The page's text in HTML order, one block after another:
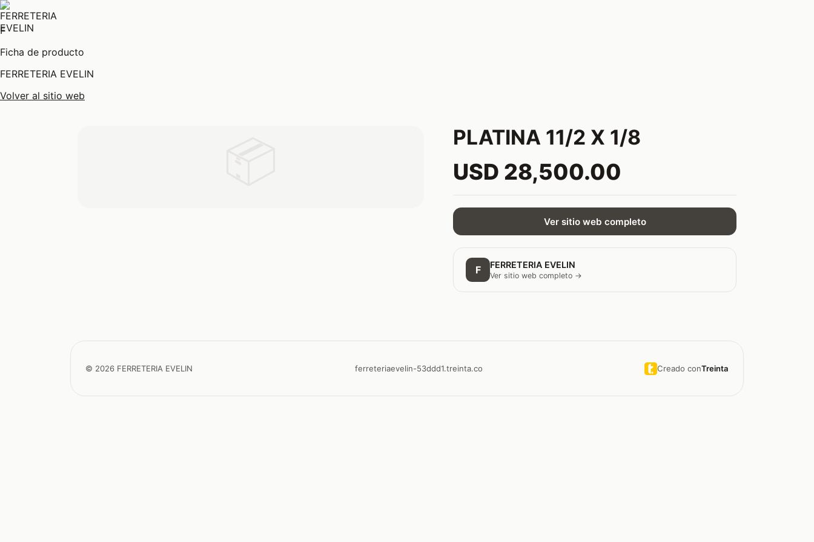
F
Ficha de producto
FERRETERIA EVELIN
Volver al sitio web
PLATINA 11/2 X 1/8
USD 28,500.00
Ver sitio web completo
F FERRETERIA EVELIN
Ver sitio web completo →
© 2026 FERRETERIA EVELIN ferreteriaevelin-53ddd1.treinta.co Creado conTreinta